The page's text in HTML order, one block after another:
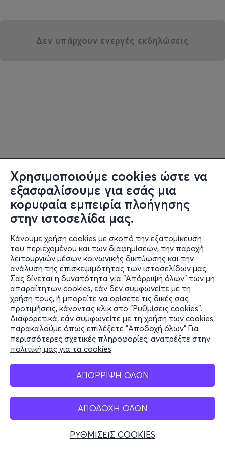
Χρησιμοποιούμε cookies ώστε να
εξασφαλίσουμε για εσάς μια
κορυφαία εμπειρία πλοήγησης
στην ιστοσελίδα μας.
Κάνουμε χρήση cookies με σκοπό την εξατομίκευση
του περιεχομένου και των διαφημίσεων, την παροχή
λειτουργιών μέσων κοινωνικής δικτύωσης και την
ανάλυση της επισκεψιμότητας των ιστοσελίδων μας.
Σας δίνεται η δυνατότητα για "Απόρριψη όλων" των μη
απαραίτητων cookies, εάν δεν συμφωνείτε με τη
χρήση τους, ή μπορείτε να ορίσετε τις δικές σας
προτιμήσεις, κάνοντας κλικ στο "Ρυθμίσεις cookies".
Διαφορετικά, εάν συμφωνείτε με τη χρήση των cookies,
παρακαλούμε όπως επιλέξετε "Αποδοχή όλων".Για
περισσότερες σχετικές πληροφορίες, ανατρέξτε στην
πολιτική μας για τα cookies.
ΑΠΟΡΡΙΨΗ ΟΛΩΝ
ΑΠΟΔΟΧΗ ΟΛΩΝ
ΡΥΘΜΙΣΕΙΣ COOKIES
Δεν υπάρχουν ενεργές εκδηλώσεις